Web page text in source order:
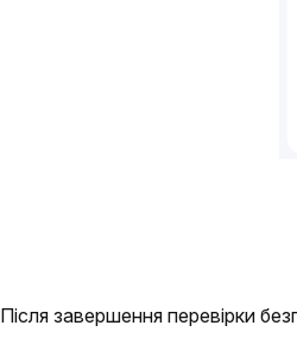
Після завершення перевірки